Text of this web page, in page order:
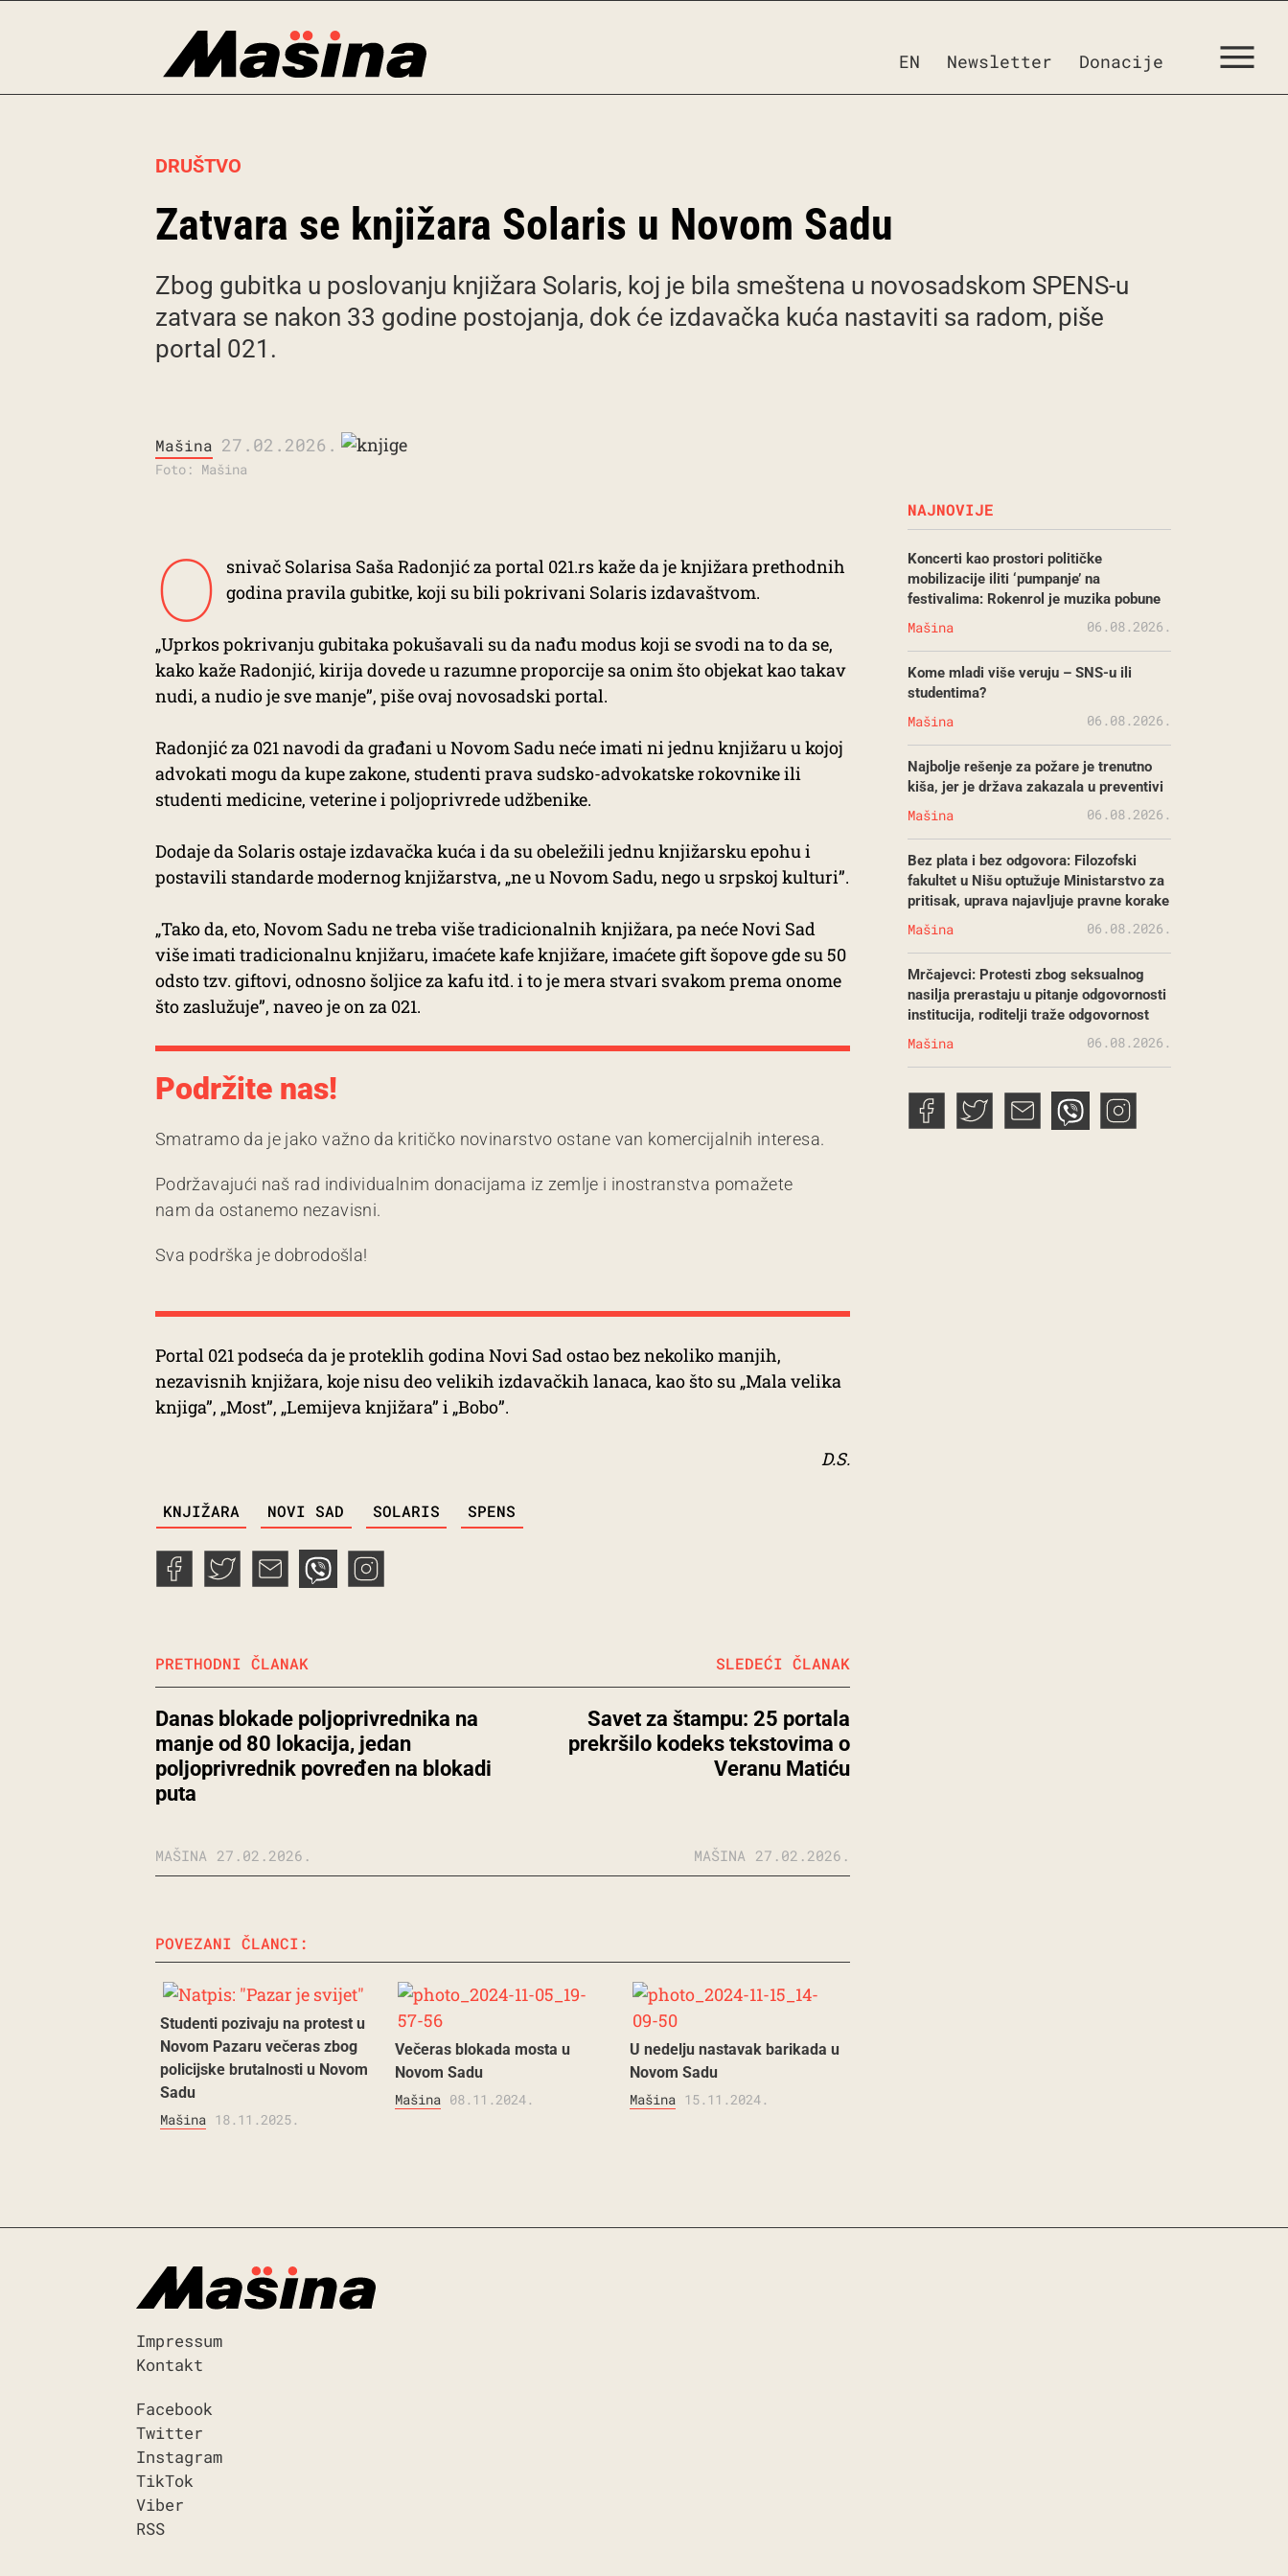
EN Newsletter Donacije
DRUŠTVO
Zatvara se knjižara Solaris u Novom Sadu
Zbog gubitka u poslovanju knjižara Solaris, koj je bila smeštena u novosadskom SPENS-u
zatvara se nakon 33 godine postojanja, dok će izdavačka kuća nastaviti sa radom, piše
portal 021.
Mašina 27.02.2026.
Foto: Mašina
O
snivač Solarisa Saša Radonjić za portal 021.rs kaže da je knjižara prethodnih
godina pravila gubitke, koji su bili pokrivani Solaris izdavaštvom.
„Uprkos pokrivanju gubitaka pokušavali su da nađu modus koji se svodi na to da se,
kako kaže Radonjić, kirija dovede u razumne proporcije sa onim što objekat kao takav
nudi, a nudio je sve manje”, piše ovaj novosadski portal.
Radonjić za 021 navodi da građani u Novom Sadu neće imati ni jednu knjižaru u kojoj
advokati mogu da kupe zakone, studenti prava sudsko-advokatske rokovnike ili
studenti medicine, veterine i poljoprivrede udžbenike.
Dodaje da Solaris ostaje izdavačka kuća i da su obeležili jednu knjižarsku epohu i
postavili standarde modernog knjižarstva, „ne u Novom Sadu, nego u srpskoj kulturi”.
„Tako da, eto, Novom Sadu ne treba više tradicionalnih knjižara, pa neće Novi Sad
više imati tradicionalnu knjižaru, imaćete kafe knjižare, imaćete gift šopove gde su 50
odsto tzv. giftovi, odnosno šoljice za kafu itd. i to je mera stvari svakom prema onome
što zaslužuje”, naveo je on za 021.
Podržite nas!
Smatramo da je jako važno da kritičko novinarstvo ostane van komercijalnih interesa.
Podržavajući naš rad individualnim donacijama iz zemlje i inostranstva pomažete
nam da ostanemo nezavisni.
Sva podrška je dobrodošla!
Portal 021 podseća da je proteklih godina Novi Sad ostao bez nekoliko manjih,
nezavisnih knjižara, koje nisu deo velikih izdavačkih lanaca, kao što su „Mala velika
knjiga”, „Most”, „Lemijeva knjižara” i „Bobo”.
D.S.
KNJIŽARA NOVI SAD SOLARIS SPENS
PRETHODNI ČLANAK
Danas blokade poljoprivrednika na
manje od 80 lokacija, jedan
poljoprivrednik povređen na blokadi
puta
MAŠINA 27.02.2026.
Savet za štampu: 25 portala
prekršilo kodeks tekstovima o
Veranu Matiću
SLEDEĆI ČLANAK
MAŠINA 27.02.2026.
POVEZANI ČLANCI:
Studenti pozivaju na protest u
Novom Pazaru večeras zbog
policijske brutalnosti u Novom
Sadu
Mašina 18.11.2025.
Večeras blokada mosta u
Novom Sadu
Mašina 08.11.2024.
U nedelju nastavak barikada u
Novom Sadu
Mašina 15.11.2024.
NAJNOVIJE
Koncerti kao prostori političke
mobilizacije iliti ‘pumpanje’ na
festivalima: Rokenrol je muzika pobune
Mašina 06.08.2026.
Kome mladi više veruju – SNS-u ili
studentima?
Mašina 06.08.2026.
Najbolje rešenje za požare je trenutno
kiša, jer je država zakazala u preventivi
Mašina 06.08.2026.
Bez plata i bez odgovora: Filozofski
fakultet u Nišu optužuje Ministarstvo za
pritisak, uprava najavljuje pravne korake
Mašina 06.08.2026.
Mrčajevci: Protesti zbog seksualnog
nasilja prerastaju u pitanje odgovornosti
institucija, roditelji traže odgovornost
Mašina 06.08.2026.
Impressum
Kontakt
Facebook
Twitter
Instagram
TikTok
Viber
RSS